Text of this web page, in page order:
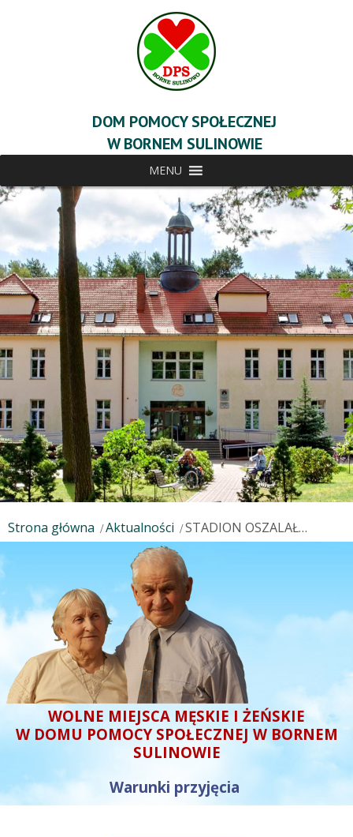
DOM POMOCY SPOŁECZNEJ
W BORNEM SULINOWIE
MENU
Strona główna Aktualności STADION OSZALAŁ…
WOLNE MIEJSCA MĘSKIE I ŻEŃSKIE
W DOMU POMOCY SPOŁECZNEJ W BORNEM
SULINOWIE
Warunki przyjęcia